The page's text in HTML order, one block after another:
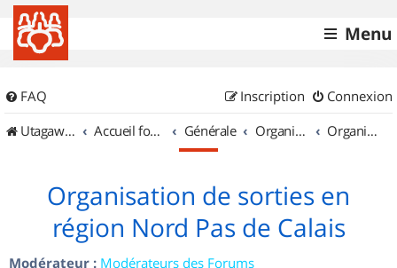
Menu
FAQ Connexion
Inscription
UtagawaVTT (Randos VTT et VTTAE avec traces GPS)
Accueil forum Générale Organisation de sorties & Recherche de partenaires Organisation de sorties en région Nord Pas de Calais
Organisation de sorties en
région Nord Pas de Calais
Modérateur : Modérateurs des Forums